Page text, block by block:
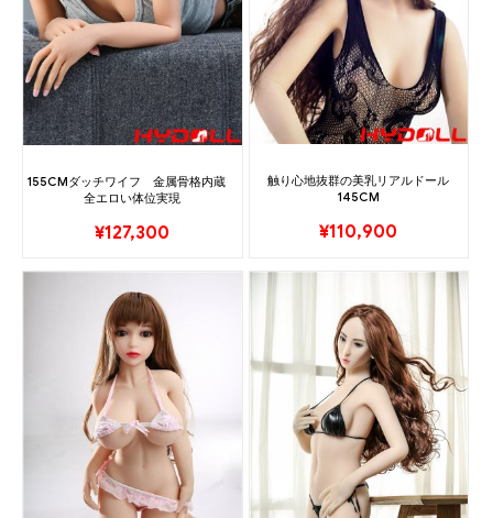
155CMダッチワイフ 金属骨格内蔵
全エロい体位実現
¥127,300
触り心地抜群の美乳リアルドール
145CM
¥110,900